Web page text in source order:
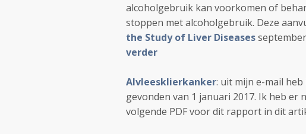
alcoholgebruik kan voorkomen of
stoppen met alcoholgebruik. Deze
the Study of Liver Diseases
verder
Alvleesklierkanker: uit mijn e-mail
gevonden van 1 januari 2017. Ik heb er
volgende PDF voor dit rapport in dit